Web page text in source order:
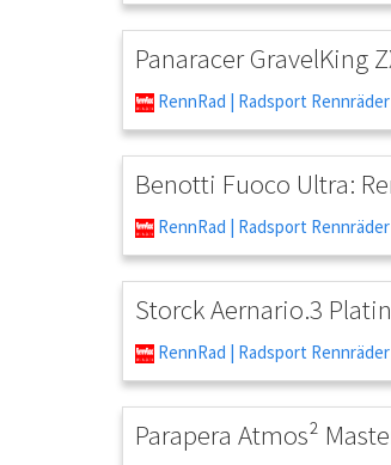
Panaracer GravelKing
RennRad | Radsport Rennräder
Benotti Fuoco Ultra:
RennRad | Radsport Rennräder
Storck Aernario.3
RennRad | Radsport Rennräder
Parapera Atmos²